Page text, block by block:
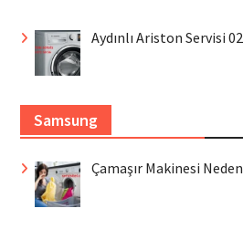
Aydınlı Ariston Servisi
Samsung
Çamaşır Makinesi